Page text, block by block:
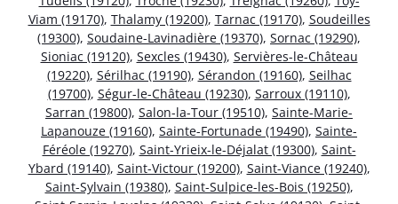
Viam (19170), Thalamy (19200), Tarnac (19170), Soudeilles
(19300), Soudaine-Lavinadière (19370), Sornac (19290),
Sioniac (19120), Sexcles (19430), Servières-le-Château
(19220), Sérilhac (19190), Sérandon (19160), Seilhac
(19700), Ségur-le-Château (19230), Sarroux (19110),
Sarran (19800), Salon-la-Tour (19510), Sainte-Marie-
Lapanouze (19160), Sainte-Fortunade (19490), Sainte-
Féréole (19270), Saint-Yrieix-le-Déjalat (19300), Saint-
Ybard (19140), Saint-Victour (19200), Saint-Viance (19240),
Saint-Sylvain (19380), Saint-Sulpice-les-Bois (19250),